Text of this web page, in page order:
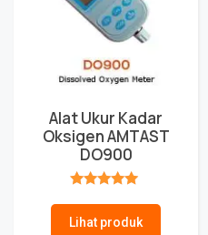
Alat Ukur Kadar
Oksigen AMTAST
DO900
Lihat produk